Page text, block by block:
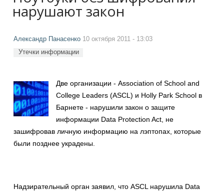
нарушают закон
Александр Панасенко 10 октября 2011 - 13:03
Утечки информации
Две организации - Association of School and
College Leaders (ASCL) и Holly Park School в
Барнете - нарушили закон о защите
информации Data Protection Act, не
зашифровав личную информацию на лэптопах, которые
были позднее украдены.
Надзирательный орган заявил, что ASCL нарушила Data